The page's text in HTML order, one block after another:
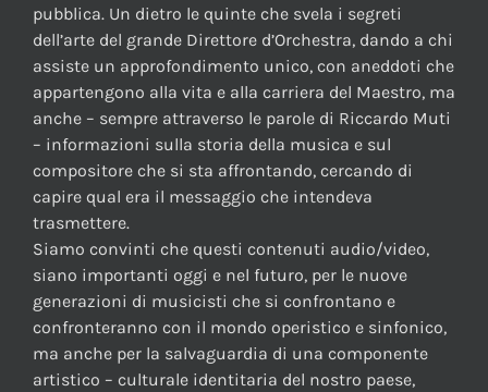
pubblica. Un dietro le quinte che svela i segreti
dell’arte del grande Direttore d’Orchestra, dando a chi
assiste un approfondimento unico, con aneddoti che
appartengono alla vita e alla carriera del Maestro, ma
anche – sempre attraverso le parole di Riccardo Muti
– informazioni sulla storia della musica e sul
compositore che si sta affrontando, cercando di
capire qual era il messaggio che intendeva
trasmettere.
Siamo convinti che questi contenuti audio/video,
siano importanti oggi e nel futuro, per le nuove
generazioni di musicisti che si confrontano e
confronteranno con il mondo operistico e sinfonico,
ma anche per la salvaguardia di una componente
artistico – culturale identitaria del nostro paese,